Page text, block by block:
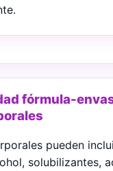
fórmula-
pueden
solubilizantes,